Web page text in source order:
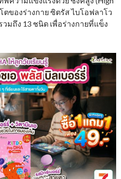
ตของร่างกาย ซิตรัส ไบโอฟลาโว
มถึง 13 ชนิด เพื่อร่างกายที่แข็ง